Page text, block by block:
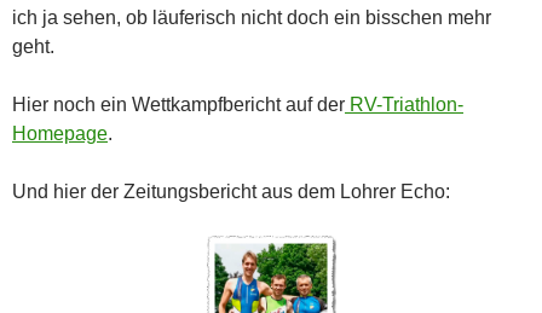
ich ja sehen, ob läuferisch nicht doch ein bisschen mehr
geht.
Hier noch ein Wettkampfbericht auf der RV-Triathlon-
Homepage.
Und hier der Zeitungsbericht aus dem Lohrer Echo: